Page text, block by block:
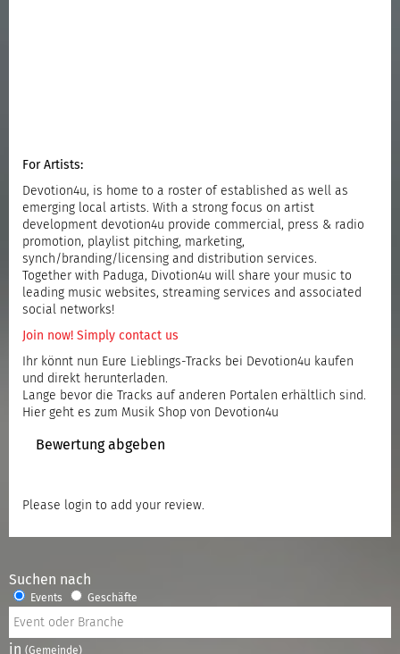
For Artists:
Devotion4u, is home to a roster of established as well as
emerging local artists. With a strong focus on artist
development devotion4u provide commercial, press & radio
promotion, playlist pitching, marketing,
synch/branding/licensing and distribution services.
Together with Paduga, Divotion4u will share your music to
leading music websites, streaming services and associated
social networks!
Join now! Simply contact us
Ihr könnt nun Eure Lieblings-Tracks bei Devotion4u kaufen
und direkt herunterladen.
Lange bevor die Tracks auf anderen Portalen erhältlich sind.
Hier geht es zum Musik Shop von Devotion4u
Bewertung abgeben
Please login to add your review.
Suchen nach
Events Geschäfte
in (Gemeinde)